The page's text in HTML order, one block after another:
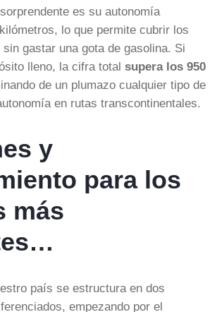
es su autonomía
lo que permite cubrir los
gastar una gota de gasolina. Si
lleno, la cifra total supera los 950
de un plumazo cualquier tipo de
en rutas transcontinentales.
y
para los
más
país se estructura en dos
empezando por el